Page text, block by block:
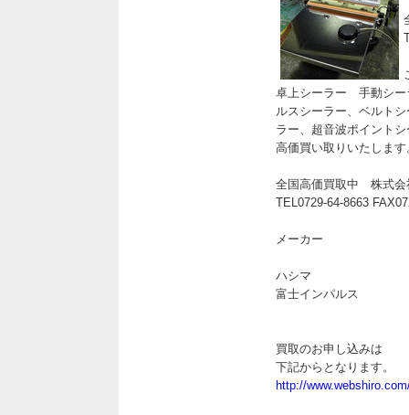
卓上シーラー 手動シ
ルスシーラー、ベルト
ラー、超音波ポイント
高価買い取りいたします
全国高価買取中 株式会
TEL0729-64-8663
メーカー
ハシマ
富士インパルス
買取のお申し込みは
下記からとなります。
http://